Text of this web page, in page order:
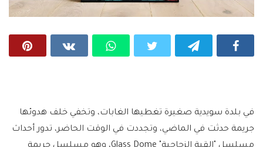
في بلدة سويدية صغيرة تغطيها الغابات، وتخفي خلف هدوئها
جريمة حدثت في الماضي، وتجددت في الوقت الحاضر، تدور أحداث